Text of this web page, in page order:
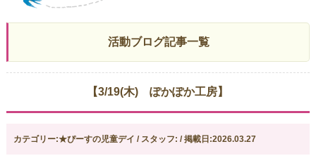
活動ブログ記事一覧
【3/19(木) ぽかぽか工房】
カテゴリー:★ぴーすの児童デイ / スタッフ: / 掲載日:2026.03.27